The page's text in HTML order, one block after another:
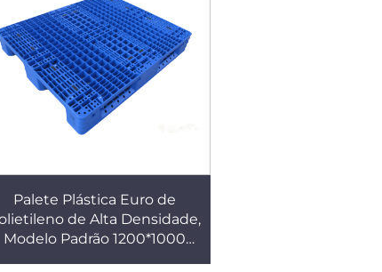
Palete Plástica Euro de
de Alta Densidade,
Modelo Padrão 1200*1000